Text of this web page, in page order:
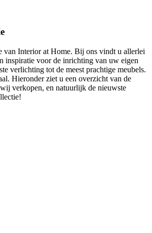
van Interior at Home. Bij ons vindt u allerlei
inspiratie voor de inrichting van uw eigen
verlichting tot de meest prachtige meubels.
Hieronder ziet u een overzicht van de
verkopen, en natuurlijk de nieuwste